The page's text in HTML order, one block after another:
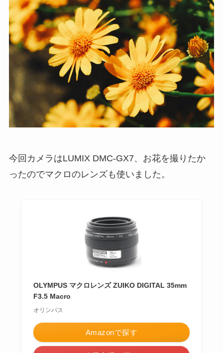
今回カメラはLUMIX DMC-GX7、お花を撮りたか
ったのでマクロのレンズも使いました。
OLYMPUS マクロレンズ ZUIKO DIGITAL 35mm
F3.5 Macro
オリンパス
Amazonで探す